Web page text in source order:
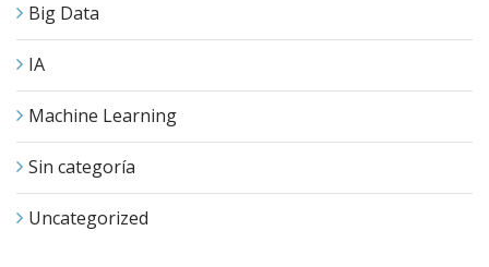
Big Data
IA
Machine Learning
Sin categoría
Uncategorized